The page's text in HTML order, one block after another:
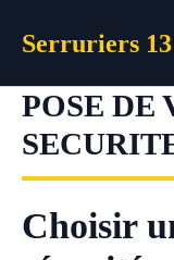
Serruriers 13
POSE DE
Choisir